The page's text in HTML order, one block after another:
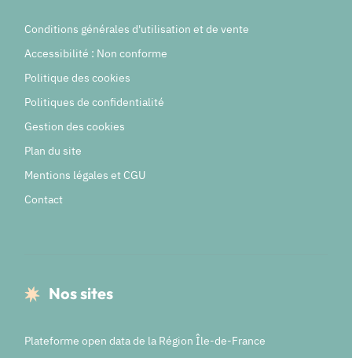
Conditions générales d'utilisation et de vente
Accessibilité : Non conforme
Politique des cookies
Politiques de confidentialité
Gestion des cookies
Plan du site
Mentions légales et CGU
Contact
Nos sites
Plateforme open data de la Région Île-de-France